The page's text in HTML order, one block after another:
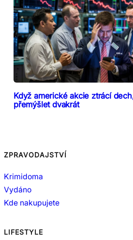
Když americké akcie ztrácí
přemýšlet dvakrát
ZPRAVODAJSTVÍ
Krimidoma
Vydáno
Kde nakupujete
LIFESTYLE